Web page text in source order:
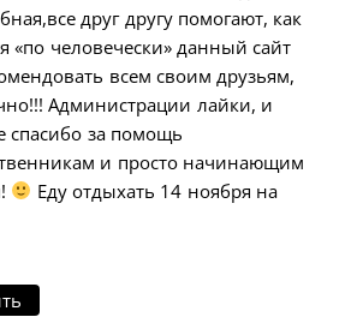
друг другу помогают, как
«по человечески» данный сайт
всем своим друзьям,
Администрации лайки, и
спасибо за помощь
и просто начинающим
Еду отдыхать 14 ноября на